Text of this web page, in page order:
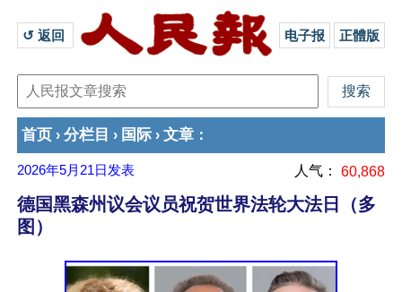
↺ 返回 电子报 正體版
首页 › 分栏目 › 国际 › 文章 ：
2026年5月21日 发表 人气： 60,868
德国黑森州议会议员祝贺世界法轮大法日（多
图）